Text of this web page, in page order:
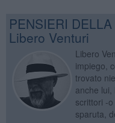
PENSIERI
Libero Venturi
Libero
impiego,
trovato
anche
scrittori -
sparuta,